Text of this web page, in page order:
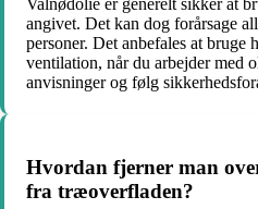
angivet. Det kan dog forårsage
personer. Det anbefales at bruge
ventilation, når du arbejder med
anvisninger og følg
Hvordan fjerner man
fra træoverfladen?